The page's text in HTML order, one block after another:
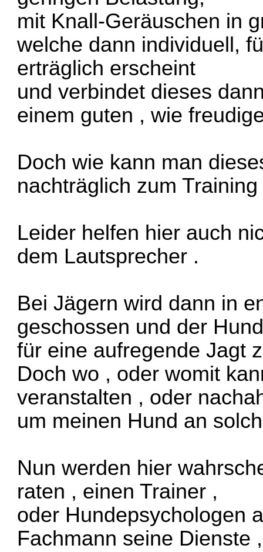
mit Knall-Geräuschen in
welche dann individuell,
erträglich erscheint
und verbindet dieses
einem guten , wie
Doch wie kann man
nachträglich zum
Leider helfen hier auch
dem Lautsprecher .
Bei Jägern wird dann in
geschossen und der
für eine aufregende Jagt
Doch wo , oder womit
veranstalten , oder
um meinen Hund an
Nun werden hier
raten , einen Trainer ,
oder Hundepsychologen
Fachmann seine Dienste ,